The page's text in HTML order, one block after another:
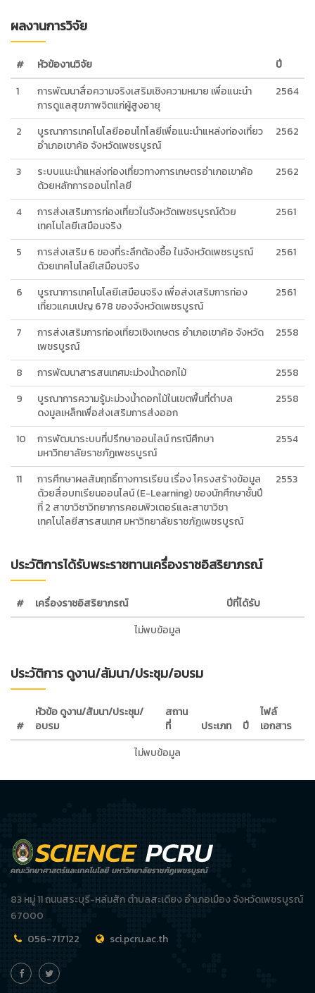
ผลงานการวิจัย
# หัวข้องานวิจัย
ปี
1
การพัฒนาสื่อความจริงเสริมเชิงความหมาย เพื่อแนะนำ
การดูแลสุขภาพจิตแก่ผู้สูงอายุ
2564
2
บูรณาการเทคโนโลยีออนโทโลยีเพื่อแนะนำแหล่งท่องเที่ยว
อำเภอเขาค้อ จังหวัดเพชรบูรณ์
2562
3
ระบบแนะนำแหล่งท่องเที่ยวทางการเกษตรอำเภอเขาค้อ
ด้วยหลักการออนโทโลยี
2562
4
การส่งเสริมการท่องเที่ยวในจังหวัดเพชรบูรณ์ด้วย
เทคโนโลยีเสมือนจริง
2561
5
การส่งเสริม 6 ของที่ระลึกต้องซื้อ ในจังหวัดเพชรบูรณ์
ด้วยเทคโนโลยีเสมือนจริง
2561
6
บูรณาการเทคโนโลยีเสมือนจริง เพื่อส่งเสริมการท่อง
เที่ยวแคมเปญ 678 ของจังหวัดเพชรบูรณ์
2561
7
การส่งเสริมการท่องเที่ยวเชิงเกษตร อำเภอเขาค้อ จังหวัด
เพชรบูรณ์
2558
8 การพัฒนาสารสนเทศมะม่วงน้ำดอกไม้
2558
9
บูรณาการความรู้มะม่วงน้ำดอกไม้ในเขตพื้นที่ตำบล
ดงมูลเหล็กเพื่อส่งเสริมการส่งออก
2558
10
การพัฒนาระบบที่ปรึกษาออนไลน์ กรณีศึกษา
มหาวิทยาลัยราชภัฏเพชรบูรณ์
2554
11
การศึกษาผลสัมฤทธิ์ทางการเรียน เรื่อง โครงสร้างข้อมูล
ด้วยสื่อบทเรียนออนไลน์ (E-Learning) ของนักศึกษาชั้นปี
ที่ 2 สาขาวิชาวิทยาการคอมพิวเตอร์และสาขาวิชา
เทคโนโลยีสารสนเทศ มหาวิทยาลัยราชภัฏเพชรบูรณ์
2553
ประวัติการได้รับพระราชทานเครื่องราชอิสริยาภรณ์
# เครื่องราชอิสริยาภรณ์
ปีที่ได้รับ
ไม่พบข้อมูล
ประวัติการ ดูงาน/สัมนา/ประชุม/อบรม
#
หัวข้อ ดูงาน/สัมนา/ประชุม/
อบรม
สถาน
ที่
ประเภท ปี
ไฟล์
เอกสาร
ไม่พบข้อมูล
83 หมู่ 11 ถนนสระบุรี-หล่มสัก ตำบลสะเดียง อำเภอเมือง จังหวัดเพชรบูรณ์
67000
056-717122
sci.pcru.ac.th